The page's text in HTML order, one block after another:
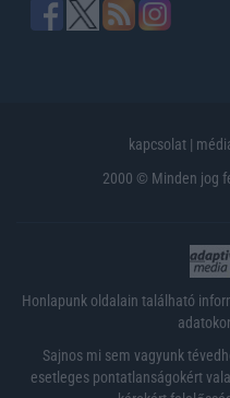
kapcsolat |
2000 © Minden jog
Honlapunk oldalain található
Sajnos mi sem vagyunk
esetleges pontatlanságokért